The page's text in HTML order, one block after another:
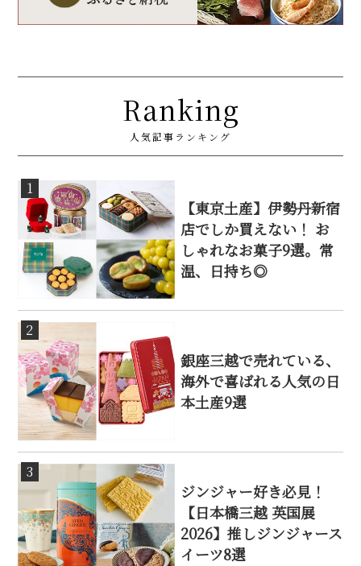
Ranking
人気記事ランキング
1
【東京土産】伊勢丹新宿
店でしか買えない！ お
しゃれなお菓子9選。常
温、日持ち◎
2
銀座三越で売れている、
海外で喜ばれる人気の日
本土産9選
3
ジンジャー好き必見！
【日本橋三越 英国展
2026】推しジンジャース
イーツ8選